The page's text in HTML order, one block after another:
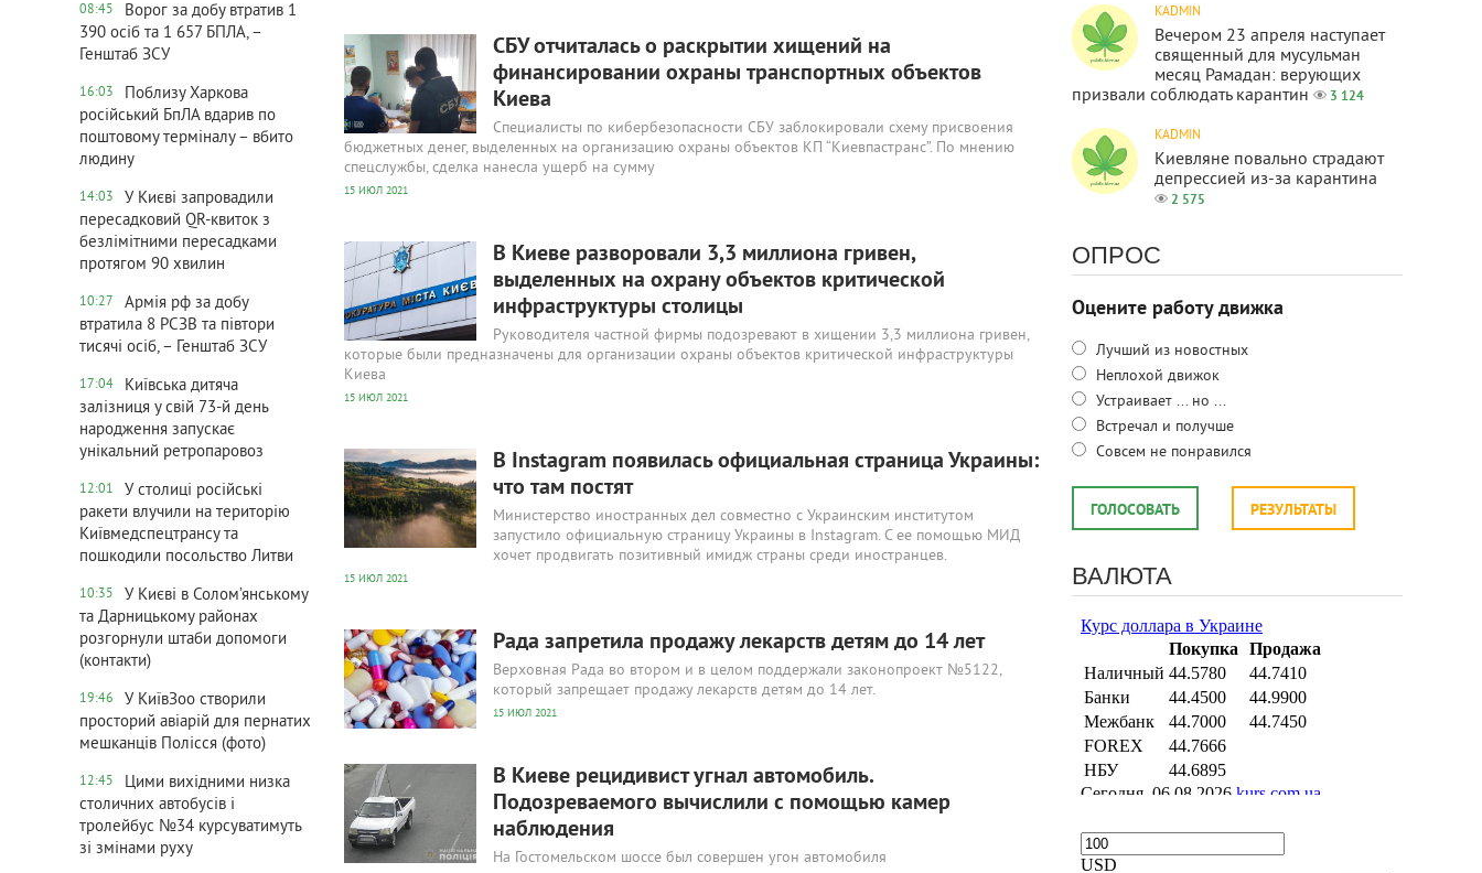
08:45
Ворог за добу втратив 1
390 осіб та 1 657 БПЛА, –
Генштаб ЗСУ
16:03
Поблизу Харкова
російський БпЛА вдарив по
поштовому терміналу – вбито
людину
14:03
У Києві запровадили
пересадковий QR-квиток з
безлімітними пересадками
протягом 90 хвилин
10:27
Армія рф за добу
втратила 8 РСЗВ та півтори
тисячі осіб, – Генштаб ЗСУ
17:04
Київська дитяча
залізниця у свій 73-й день
народження запускає
унікальний ретропаровоз
12:01
У столиці російські
ракети влучили на територію
Київмедспецтрансу та
пошкодили посольство Литви
10:35
У Києві в Солом’янському
та Дарницькому районах
розгорнули штаби допомоги
(контакти)
19:46
У КиївЗоо створили
просторий авіарій для пернатих
мешканців Полісся (фото)
12:45
Цими вихідними низка
столичних автобусів і
тролейбус №34 курсуватимуть
зі змінами руху
СБУ отчиталась о раскрытии хищений на
финансировании охраны транспортных объектов
Киева
Специалисты по кибербезопасности СБУ заблокировали схему присвоения
бюджетных денег, выделенных на организацию охраны объектов КП “Киевпастранс”. По мнению
спецслужбы, сделка нанесла ущерб на сумму
15 ИЮЛ 2021
В Киеве разворовали 3,3 миллиона гривен,
выделенных на охрану объектов критической
инфраструктуры столицы
Руководителя частной фирмы подозревают в хищении 3,3 миллиона гривен,
которые были предназначены для организации охраны объектов критической инфраструктуры
Киева
15 ИЮЛ 2021
В Instagram появилась официальная страница Украины:
что там постят
Министерство иностранных дел совместно с Украинским институтом
запустило официальную страницу Украины в Instagram. С ее помощью МИД
хочет продвигать позитивный имидж страны среди иностранцев.
15 ИЮЛ 2021
Рада запретила продажу лекарств детям до 14 лет
Верховная Рада во втором и в целом поддержали законопроект №5122,
который запрещает продажу лекарств детям до 14 лет.
15 ИЮЛ 2021
В Киеве рецидивист угнал автомобиль.
Подозреваемого вычислили с помощью камер
наблюдения
На Гостомельском шоссе был совершен угон автомобиля
KADMIN
Вечером 23 апреля наступает
священный для мусульман
месяц Рамадан: верующих
призвали соблюдать карантин
3 124
KADMIN
Киевляне повально страдают
депрессией из-за карантина
2 575
ОПРОС
Оцените работу движка
Лучший из новостных
Неплохой движок
Устраивает ... но ...
Встречал и получше
Совсем не понравился
ГОЛОСОВАТЬ РЕЗУЛЬТАТЫ
ВАЛЮТА